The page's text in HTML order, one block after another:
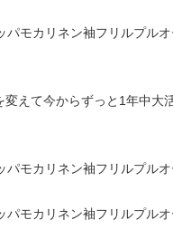
変えて今からずっと1年中大